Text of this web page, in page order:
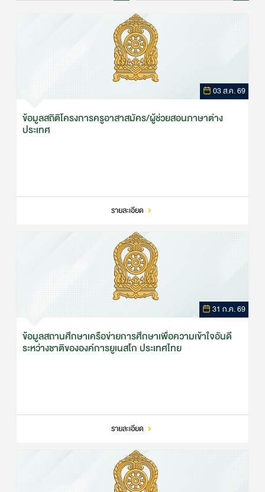
03 ส.ค. 69
ข้อมูลสถิติโครงการครูอาสาสมัคร/ผู้ช่วยสอนภาษาต่าง
ประเทศ
รายละเอียด
31 ก.ค. 69
ข้อมูลสถานศึกษาเครือข่ายการศึกษาเพื่อความเข้าใจอันดี
ระหว่างชาติขององค์การยูเนสโก ประเทศไทย
รายละเอียด